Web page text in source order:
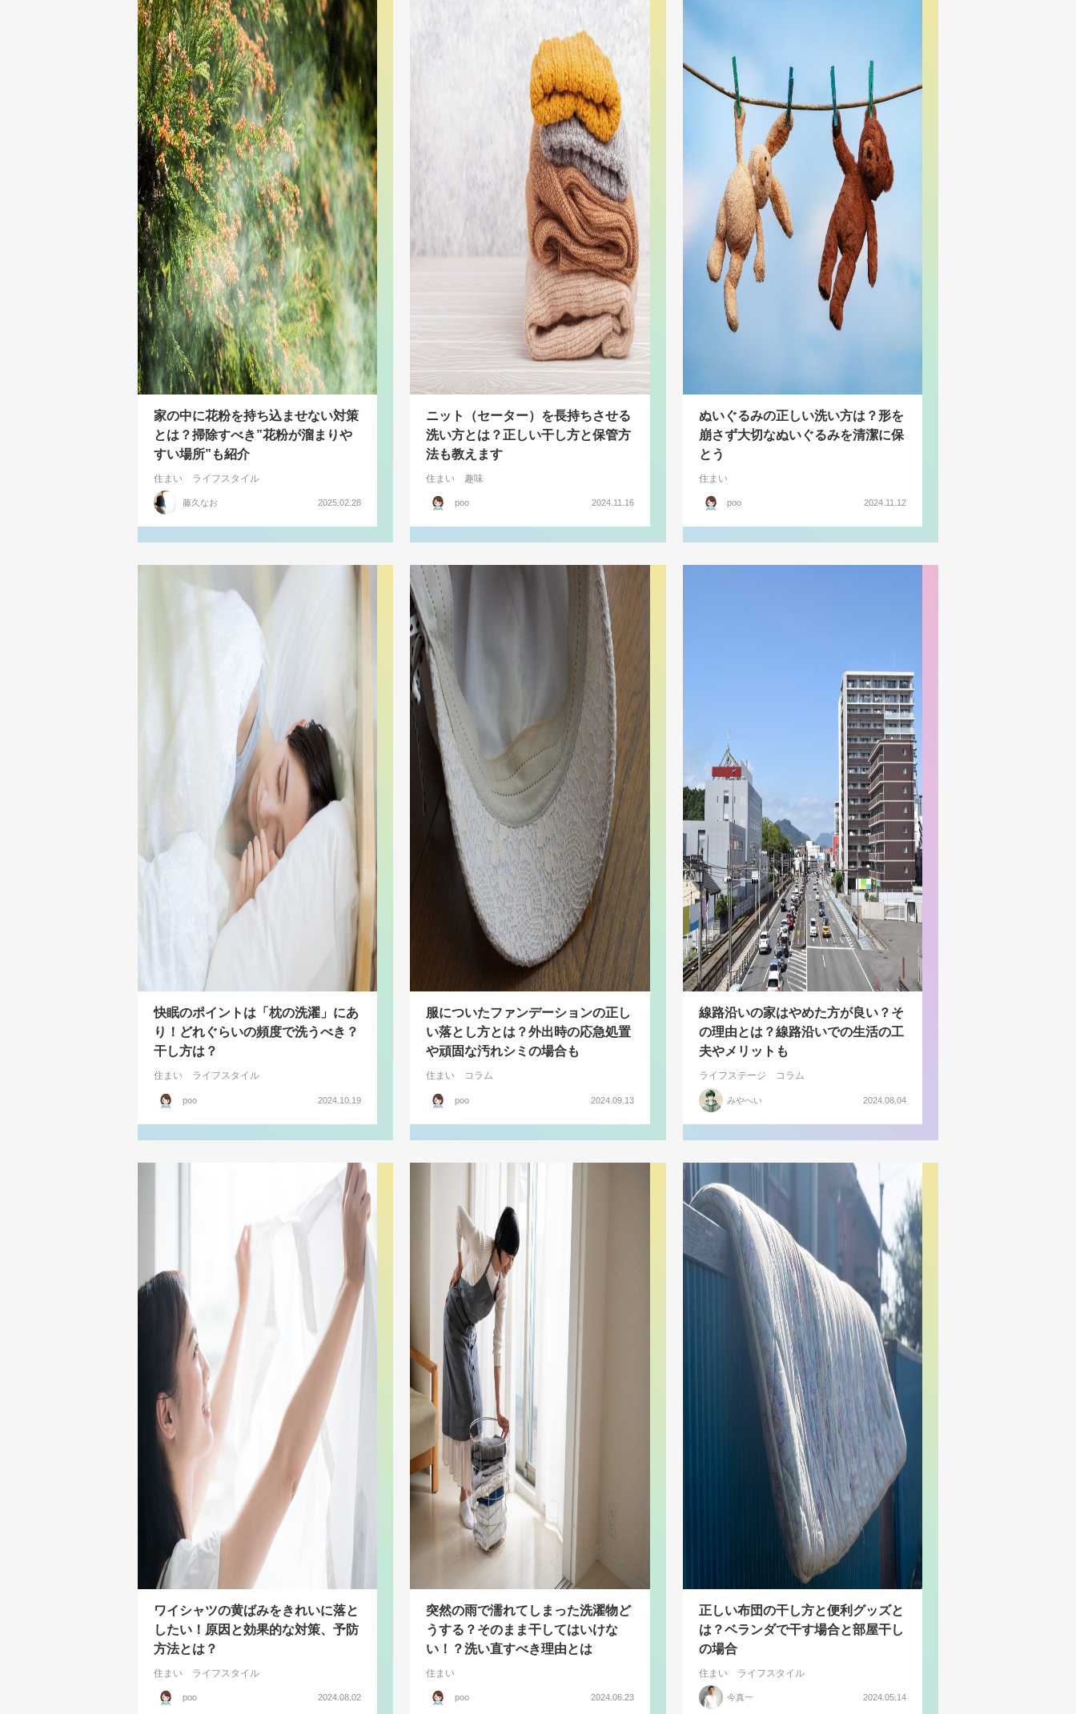
家の中に花粉を持ち込ませない対策
とは？掃除すべき”花粉が溜まりや
すい場所”も紹介
住まい ライフスタイル
藤久なお 2025.02.28
ニット（セーター）を長持ちさせる
洗い方とは？正しい干し方と保管方
法も教えます
住まい 趣味
poo 2024.11.16
ぬいぐるみの正しい洗い方は？形を
崩さず大切なぬいぐるみを清潔に保
とう
住まい
poo 2024.11.12
快眠のポイントは「枕の洗濯」にあ
り！どれぐらいの頻度で洗うべき？
干し方は？
住まい ライフスタイル
poo 2024.10.19
服についたファンデーションの正し
い落とし方とは？外出時の応急処置
や頑固な汚れシミの場合も
住まい コラム
poo 2024.09.13
線路沿いの家はやめた方が良い？そ
の理由とは？線路沿いでの生活の工
夫やメリットも
ライフステージ コラム
みやへい 2024.08.04
ワイシャツの黄ばみをきれいに落と
したい！原因と効果的な対策、予防
方法とは？
住まい ライフスタイル
poo 2024.08.02
突然の雨で濡れてしまった洗濯物ど
うする？そのまま干してはいけな
い！？洗い直すべき理由とは
住まい
poo 2024.06.23
正しい布団の干し方と便利グッズと
は？ベランダで干す場合と部屋干し
の場合
住まい ライフスタイル
今真一 2024.05.14